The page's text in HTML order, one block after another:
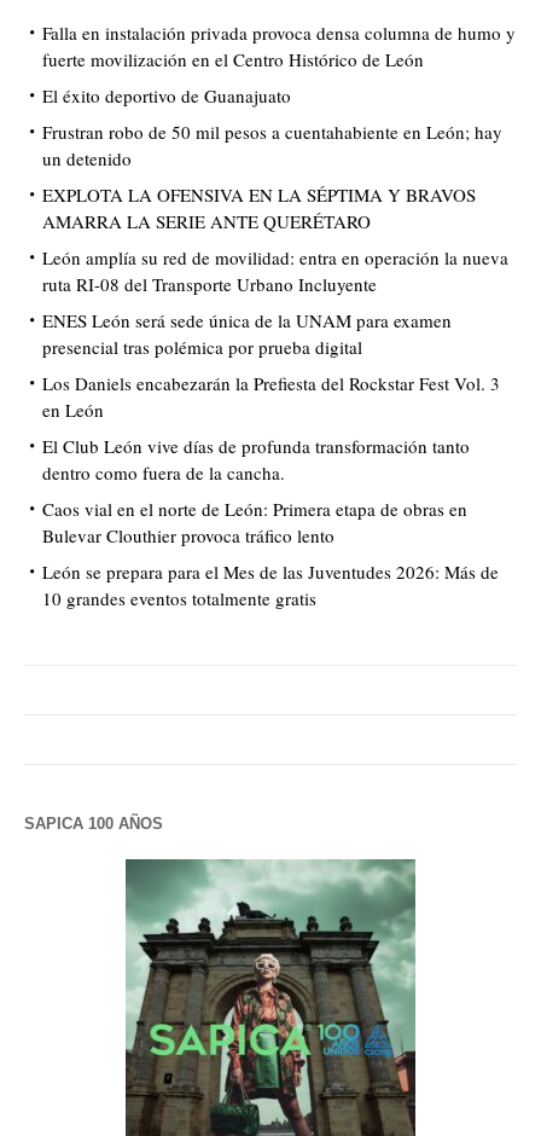
Falla en instalación privada provoca densa columna de humo y
fuerte movilización en el Centro Histórico de León
El éxito deportivo de Guanajuato
Frustran robo de 50 mil pesos a cuentahabiente en León; hay
un detenido
EXPLOTA LA OFENSIVA EN LA SÉPTIMA Y BRAVOS
AMARRA LA SERIE ANTE QUERÉTARO
León amplía su red de movilidad: entra en operación la nueva
ruta RI-08 del Transporte Urbano Incluyente
ENES León será sede única de la UNAM para examen
presencial tras polémica por prueba digital
Los Daniels encabezarán la Prefiesta del Rockstar Fest Vol. 3
en León
El Club León vive días de profunda transformación tanto
dentro como fuera de la cancha.
Caos vial en el norte de León: Primera etapa de obras en
Bulevar Clouthier provoca tráfico lento
León se prepara para el Mes de las Juventudes 2026: Más de
10 grandes eventos totalmente gratis
SAPICA 100 AÑOS